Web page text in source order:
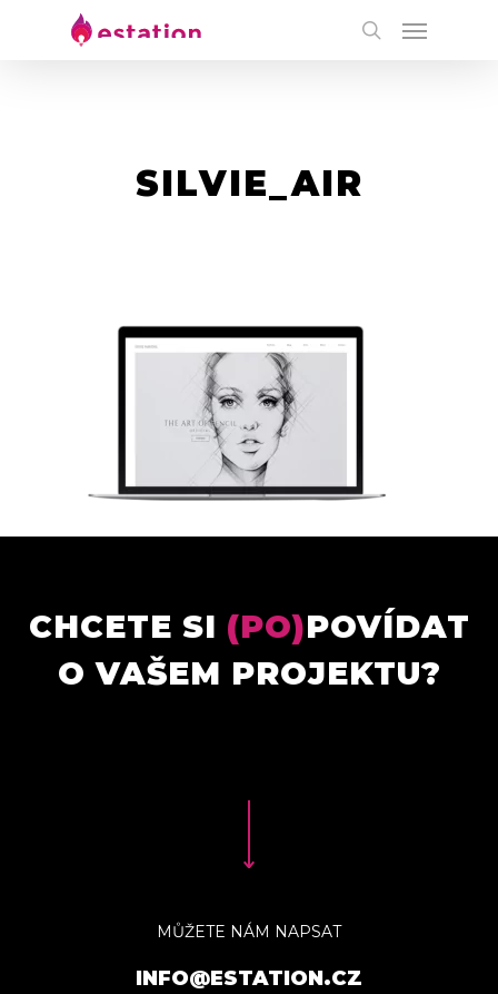
SILVIE_AIR
CHCETE SI (PO)POVÍDAT
O VAŠEM PROJEKTU?
MŮŽETE NÁM NAPSAT
INFO@ESTATION.CZ